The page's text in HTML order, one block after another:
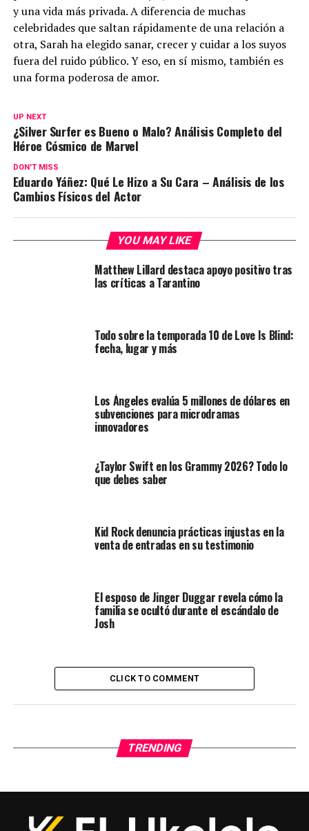
y una vida más privada. A diferencia de muchas
celebridades que saltan rápidamente de una relación a
otra, Sarah ha elegido sanar, crecer y cuidar a los suyos
fuera del ruido público. Y eso, en sí mismo, también es
una forma poderosa de amor.
UP NEXT
¿Silver Surfer es Bueno o Malo? Análisis Completo del
Héroe Cósmico de Marvel
DON'T MISS
Eduardo Yáñez: Qué Le Hizo a Su Cara – Análisis de los
Cambios Físicos del Actor
YOU MAY LIKE
Matthew Lillard destaca apoyo positivo tras
las críticas a Tarantino
Todo sobre la temporada 10 de Love Is Blind:
fecha, lugar y más
Los Ángeles evalúa 5 millones de dólares en
subvenciones para microdramas
innovadores
¿Taylor Swift en los Grammy 2026? Todo lo
que debes saber
Kid Rock denuncia prácticas injustas en la
venta de entradas en su testimonio
El esposo de Jinger Duggar revela cómo la
familia se ocultó durante el escándalo de
Josh
CLICK TO COMMENT
TRENDING